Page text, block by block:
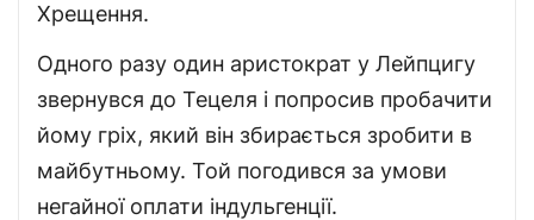
Хрещення.
Одного разу один аристократ у Лейпцигу
звернувся до Тецеля і попросив пробачити
йому гріх, який він збирається зробити в
майбутньому. Той погодився за умови
негайної оплати індульгенції.